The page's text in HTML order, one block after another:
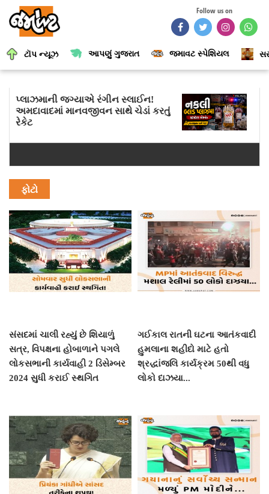
Follow us on
ટૉપ ન્યૂઝ આપણું ગુજરાત જમાવટ સ્પેશિયલ
પ્લાઝમાની જગ્યાએ રંગીન સ્લાઈન!
અમદાવાદમાં માનવજીવન સાથે ચેડાં કરતું
રેકેટ
ફોટો
સંસદમાં ચાલી રહ્યું છે શિયાળું
સત્ર, વિપક્ષના હોબાળાને પગલે
લોકસભાની કાર્યવાહી 2 ડિસેમ્બર
2024 સુધી કરાઈ સ્થગિત
ગઈકાલ રાતની ઘટના આતંકવાદી
હુમલાના શહીદો માટે હતો
શ્રદ્ધાંજલિ કાર્યક્રમ 50થી વધુ
લોકો દાઝયા...